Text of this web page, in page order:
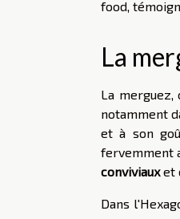
food,
La
La
notamment
et à son
fervemment
conviviauxet
Dans